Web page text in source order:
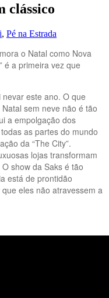
clássico
, Pé na Estrada
o Natal como Nova
é a primeira vez que
este ano. O que
sem neve não é tão
a empolgação dos
as partes do mundo
da “The City”.
lojas transformam
show da Saks é tão
está de prontidão
eles não atravessem a